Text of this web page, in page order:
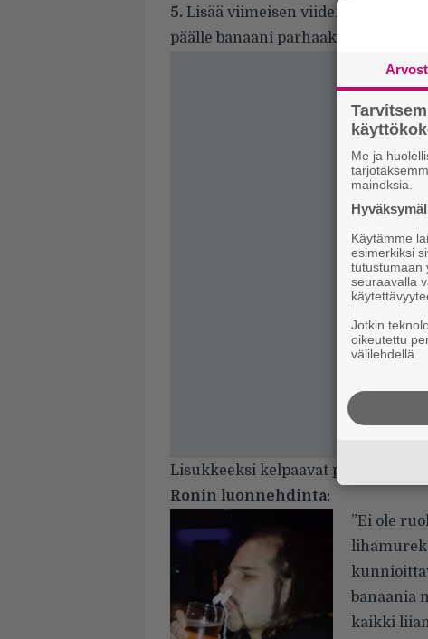
5. Lisää viimeisen viiden minuutin
päälle banaani parhaaksi
Lisukkeeksi kelpaavat perunat,
Ronin luonnehdinta:
”Ei ole
banaania
kaikki
Me ja
mainoksia.
Käytämme
esimerkiksi
tutustumaan
seuraavalla
Jotkin
oikeutettu
välilehdellä.